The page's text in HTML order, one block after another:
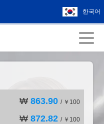
한국어
₩863.90 / ￥100
₩872.82 / ￥100